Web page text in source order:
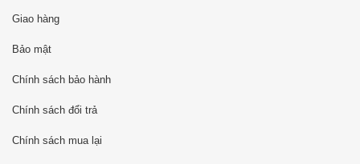
Giao hàng
Bảo mật
Chính sách bảo hành
Chính sách đổi trả
Chính sách mua lại